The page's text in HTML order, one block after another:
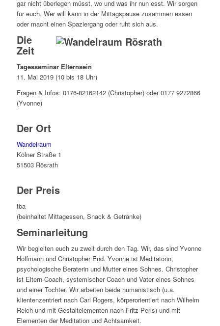
gar nicht überlegen müsst, wo und was ihr nun esst. Wir sorgen
für euch. Wer will kann in der Mittagspause zusammen essen
oder macht einen Spaziergang oder ruht sich aus.
Die
Zeit
Tagesseminar Elternsein
11. Mai 2019 (10 bis 18 Uhr)
Fragen & Infos: 0176-82162142 (Christopher) oder 0177 9272866‬
(Yvonne)
Der Ort
Wandelraum
Kölner Straße 1
51503 Rösrath
Der Preis
tba
(beinhaltet Mittagessen, Snack & Getränke)
Seminarleitung
Wir begleiten euch zu zweit durch den Tag. Wir, das sind Yvonne
Hoffmann und Christopher End. Yvonne ist Meditatorin,
psychologische Beraterin und Mutter eines Sohnes. Christopher
ist Eltern-Coach, systemischer Coach und Vater eines Sohnes
und einer Tochter. Wir arbeiten beide humanistisch (u.a.
klientenzentriert nach Carl Rogers, körperorientiert nach Wilhelm
Reich und mit Gestaltelementen nach Fritz Perls) und mit
Elementen der Meditation und Achtsamkeit.